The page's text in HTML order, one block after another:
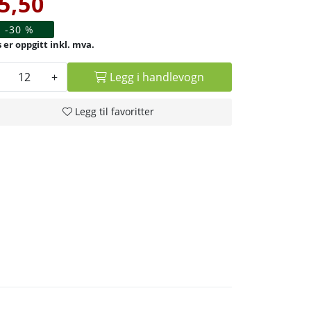
-30 %
inkl. mva.
+ Legg i handlevogn
Legg til favoritter